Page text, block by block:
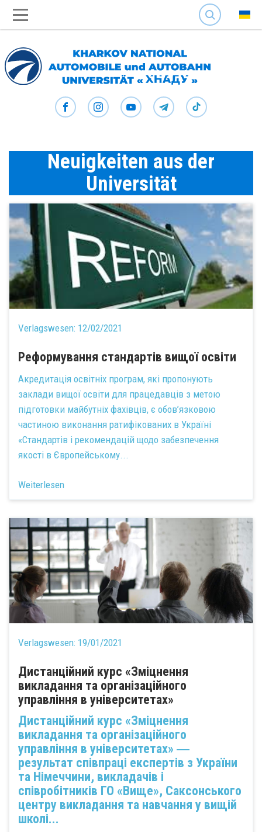
SEARCH
Neuigkeiten aus der
Universität
Verlagswesen: 12/02/2021
Реформування стандартів вищої освіти
Акредитація освітніх програм, які пропонують
заклади вищої освіти для працедавців з метою
підготовки майбутніх фахівців, є обов’язковою
частиною виконання ратифікованих в Україні
«Стандартів і рекомендацій щодо забезпечення
якості в Європейському...
Weiterlesen
Verlagswesen: 19/01/2021
Дистанційний курс «Зміцнення
викладання та організаційного
управління в університетах»
Дистанційний курс «Зміцнення
викладання та організаційного
управління в університетах» ―
результат співпраці експертів з України
та Німеччини, викладачів і
співробітників ГО «Вище», Саксонського
центру викладання та навчання у вищій
школі...